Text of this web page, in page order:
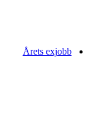
Årets exjobb